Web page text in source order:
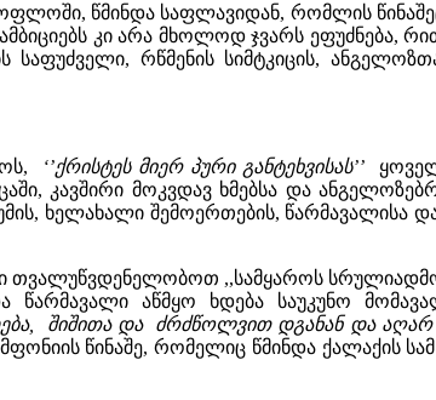
წმინდა საფლავიდან, რომლის
კი არა მხოლოდ ჯვარს ეფუძნება,
საფუძველი, რწმენის სიმტკიცის,
‘’ქრისტეს მიერ პური განტეხვისას’’
კავშირი მოკვდავ ხმებსა და
ხელახალი შემოერთების, წარმავალისა
თვალუწვდენელობოთ ,,სამყაროს
აწმყო ხდება საუკუნო
შიშითა და ძრძწოლვით დგანან და აღარ
წინაშე, რომელიც წმინდა ქალაქის